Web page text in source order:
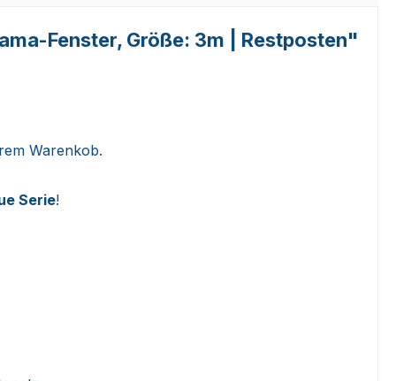
Fenster, Größe: 3m | Restposten"
Warenkob.
Serie!